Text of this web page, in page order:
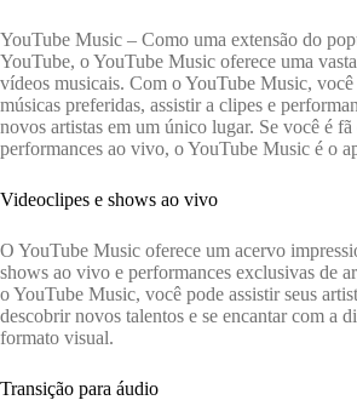
YouTube Music – Como uma extensão do
YouTube, o YouTube Music oferece uma
vídeos musicais. Com o YouTube Music,
músicas preferidas, assistir a clipes e
novos artistas em um único lugar. Se você é
performances ao vivo, o YouTube Music é o
Videoclipes e shows ao vivo
O YouTube Music oferece um acervo
shows ao vivo e performances exclusivas de
o YouTube Music, você pode assistir seus
descobrir novos talentos e se encantar com a
formato visual.
Transição para áudio